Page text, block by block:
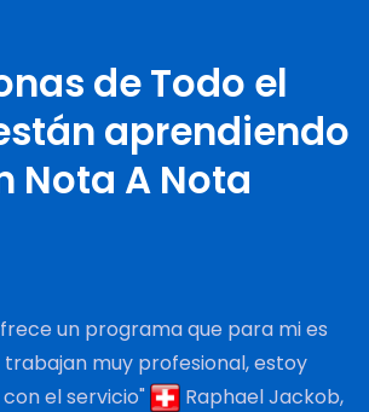
de Todo el
aprendiendo
Nota A Nota
un programa que para mi es
muy profesional, estoy
el servicio"
Raphael Jackob,